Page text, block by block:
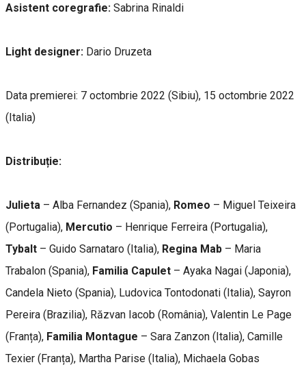
Asistent coregrafie: Sabrina Rinaldi
Light designer: Dario Druzeta
Data premierei: 7 octombrie 2022 (Sibiu), 15 octombrie 2022
(Italia)
Distribuție:
Julieta – Alba Fernandez (Spania), Romeo – Miguel Teixeira
(Portugalia), Mercutio – Henrique Ferreira (Portugalia),
Tybalt – Guido Sarnataro (Italia), Regina Mab – Maria
Trabalon (Spania), Familia Capulet – Ayaka Nagai (Japonia),
Candela Nieto (Spania), Ludovica Tontodonati (Italia), Sayron
Pereira (Brazilia), Răzvan Iacob (România), Valentin Le Page
(Franța), Familia Montague – Sara Zanzon (Italia), Camille
Texier (Franța), Martha Parise (Italia), Michaela Gobas